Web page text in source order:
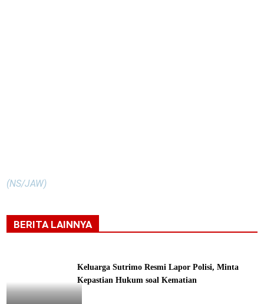
(NS/JAW)
BERITA LAINNYA
Keluarga Sutrimo Resmi Lapor Polisi, Minta
Kepastian Hukum soal Kematian